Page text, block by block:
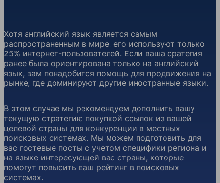
Хотя английский язык является самым
распространенным в мире, его используют только
25% интернет-пользователей. Если ваша сратегия
ранее была ориентирована только на английский
язык, вам понадобится помощь для продвижения на
рынке, где доминируют другие иностранные языки.
В этом случае мы рекомендуем дополнить вашу
текущую стратегию покупкой ссылок из вашей
целевой страны для конкуренции в местных
поисковых системах. Мы можем подготовить для
вас гостевые посты с учетом специфики региона и
на языке интересующей вас страны, которые
помогут повысить ваш рейтинг в поисковых
системах.